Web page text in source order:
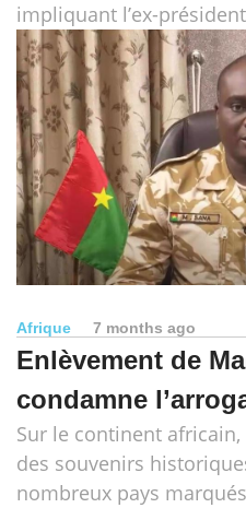
impliquant l’ex-
Afrique 7 months ago
Enlèvement de
condamne
Sur le continent
des souvenirs
nombreux pays